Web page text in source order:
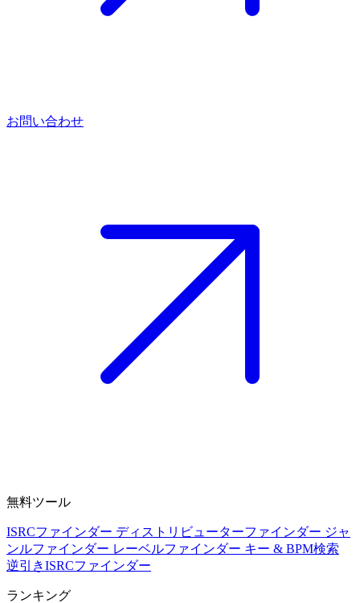
お問い合わせ
無料ツール
ISRCファインダー ディストリビューターファインダー ジャ
ンルファインダー レーベルファインダー キー & BPM検索
逆引きISRCファインダー
ランキング